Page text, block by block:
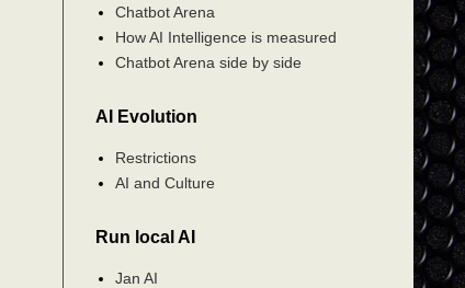
Chatbot Arena
How AI Intelligence is measured
Chatbot Arena side by side
AI Evolution
Restrictions
AI and Culture
Run local AI
Jan AI